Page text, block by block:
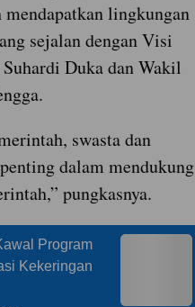
lingkungan
sejalan dengan Visi
Duka dan Wakil
swasta dan
dalam mendukung
pungkasnya.
Program
Kekeringan